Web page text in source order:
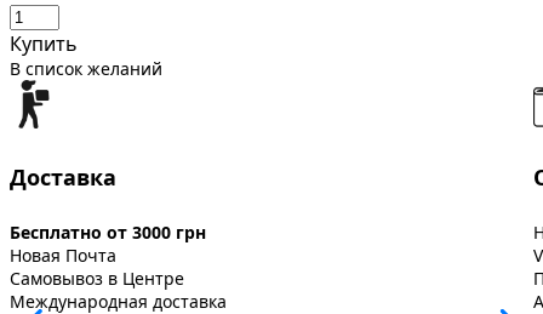
Купить
В список желаний
Доставка
Бесплатно от 3000 грн
Новая Почта
Самовывоз в Центре
Международная доставка